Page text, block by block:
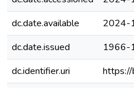
dc.date.available
2024-
dc.date.issued
1966-
dc.identifier.uri
https://